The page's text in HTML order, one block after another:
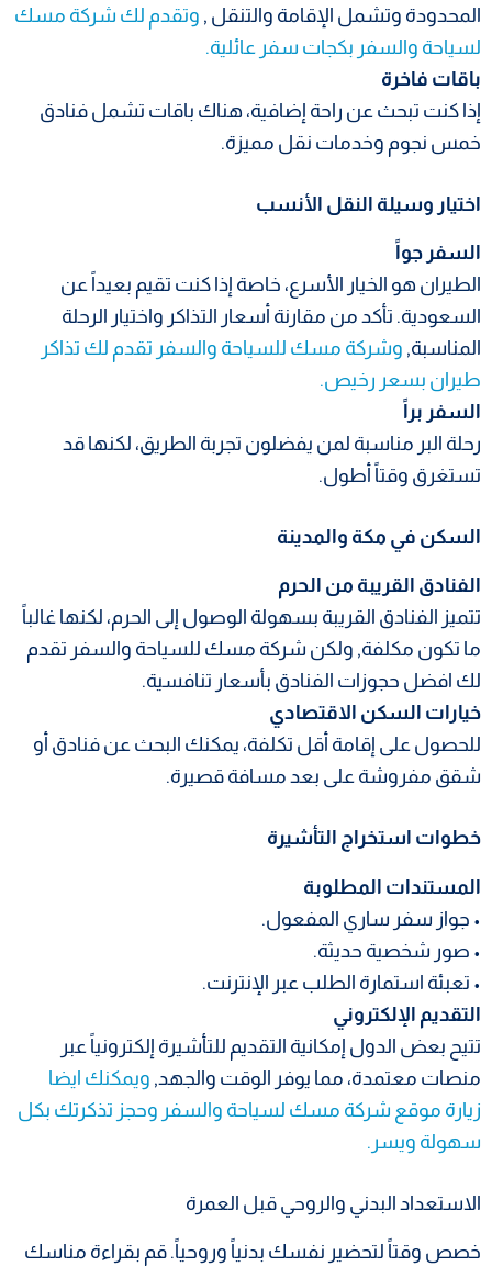
المحدودة وتشمل الإقامة والتنقل , وتقدم لك شركة مسك
لسياحة والسفر بكجات سفر عائلية.
باقات فاخرة
إذا كنت تبحث عن راحة إضافية، هناك باقات تشمل فنادق
خمس نجوم وخدمات نقل مميزة.
اختيار وسيلة النقل الأنسب
السفر جواً
الطيران هو الخيار الأسرع، خاصة إذا كنت تقيم بعيداً عن
السعودية. تأكد من مقارنة أسعار التذاكر واختيار الرحلة
المناسبة, وشركة مسك للسياحة والسفر تقدم لك تذاكر
طيران بسعر رخيص.
السفر براً
رحلة البر مناسبة لمن يفضلون تجربة الطريق، لكنها قد
تستغرق وقتاً أطول.
السكن في مكة والمدينة
الفنادق القريبة من الحرم
تتميز الفنادق القريبة بسهولة الوصول إلى الحرم، لكنها غالباً
ما تكون مكلفة, ولكن شركة مسك للسياحة والسفر تقدم
لك افضل حجوزات الفنادق بأسعار تنافسية.
خيارات السكن الاقتصادي
للحصول على إقامة أقل تكلفة، يمكنك البحث عن فنادق أو
شقق مفروشة على بعد مسافة قصيرة.
خطوات استخراج التأشيرة
المستندات المطلوبة
• جواز سفر ساري المفعول.
• صور شخصية حديثة.
• تعبئة استمارة الطلب عبر الإنترنت.
التقديم الإلكتروني
تتيح بعض الدول إمكانية التقديم للتأشيرة إلكترونياً عبر
منصات معتمدة، مما يوفر الوقت والجهد, ويمكنك ايضا
زيارة موقع شركة مسك لسياحة والسفر وحجز تذكرتك بكل
سهولة ويسر.
الاستعداد البدني والروحي قبل العمرة
خصص وقتاً لتحضير نفسك بدنياً وروحياً. قم بقراءة مناسك